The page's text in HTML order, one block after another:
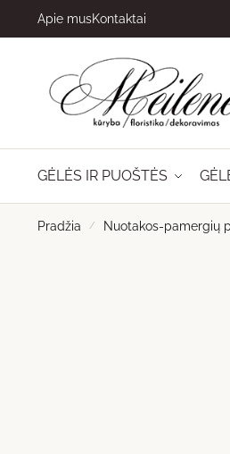
Apie musKontaktai
GĖLĖS IR PUOŠTĖS
Pradžia / Nuotakos-pamergių